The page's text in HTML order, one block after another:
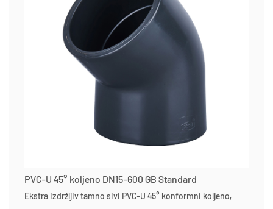
PVC-U 45° koljeno DN15-600 GB Standard
Ekstra izdržljiv tamno sivi PVC-U 45° konformni koljeno,